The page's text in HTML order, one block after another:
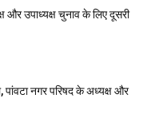
और उपाध्यक्ष चुनाव के लिए दूसरी
नगर परिषद के अध्यक्ष और